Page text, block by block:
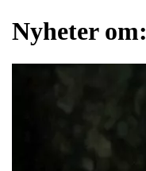
Nyheter om: